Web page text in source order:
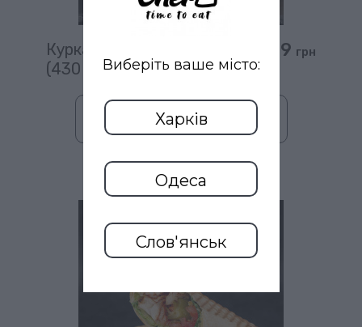
Курка XL
(430 гр)
219 грн
В кошик
Виберіть ваше місто:
Харків
Одеса
Слов'янськ